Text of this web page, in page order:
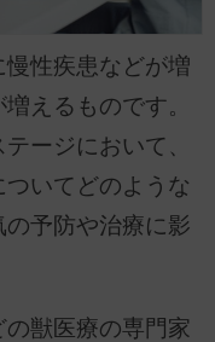
性疾患などが増
えるものです。
ージにおいて、
いてどのような
予防や治療に影
獣医療の専門家